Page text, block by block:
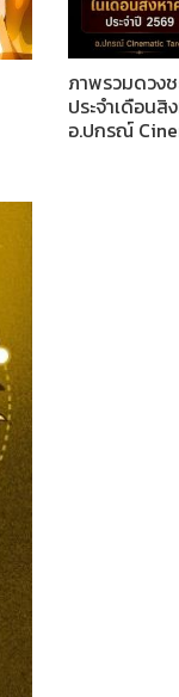
ภาพรวมดวง
ประจำเดือน
อ.ปกรณ์